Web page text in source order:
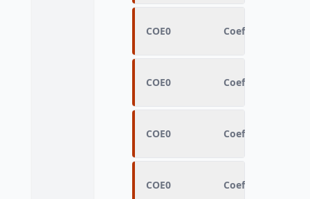
COE0 Coefficient de
COE0 Coefficient de
COE0 Coefficient de
COE0 Coefficient de